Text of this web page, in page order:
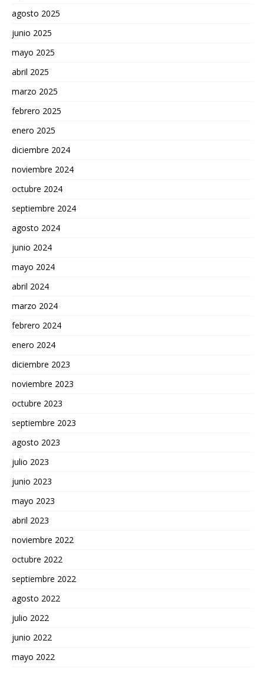
agosto 2025
junio 2025
mayo 2025
abril 2025
marzo 2025
febrero 2025
enero 2025
diciembre 2024
noviembre 2024
octubre 2024
septiembre 2024
agosto 2024
junio 2024
mayo 2024
abril 2024
marzo 2024
febrero 2024
enero 2024
diciembre 2023
noviembre 2023
octubre 2023
septiembre 2023
agosto 2023
julio 2023
junio 2023
mayo 2023
abril 2023
noviembre 2022
octubre 2022
septiembre 2022
agosto 2022
julio 2022
junio 2022
mayo 2022